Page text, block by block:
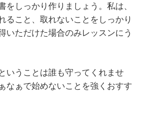
をしっかり作りましょう。私は、
ること、取れないことをしっかり
いただけた場合のみレッスンにう
いうことは誰も守ってくれませ
なぁで始めないことを強くおすす